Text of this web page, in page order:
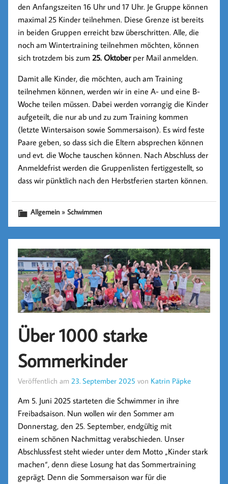
den Anfangszeiten 16 Uhr und 17 Uhr. Je Gruppe können
maximal 25 Kinder teilnehmen. Diese Grenze ist bereits
in beiden Gruppen erreicht bzw überschritten. Alle, die
noch am Wintertraining teilnehmen möchten, können
sich trotzdem bis zum25. Oktoberper Mail anmelden.
Damit alle Kinder, die möchten, auch am Training
teilnehmen können, werden wir in eine A- und eine B-
Woche teilen müssen. Dabei werden vorrangig die Kinder
aufgeteilt, die nur ab und zu zum Training kommen
(letzte Wintersaison sowie Sommersaison). Es wird feste
Paare geben, so dass sich die Eltern absprechen können
und evt. die Woche tauschen können. Nach Abschluss der
Anmeldefrist werden die Gruppenlisten fertiggestellt, so
dass wir pünktlich nach den Herbstferien starten können.
Allgemein »Schwimmen
Über 1000 starke
Sommerkinder
Veröffentlich am23. September 2025 von Katrin Päpke
Am 5. Juni 2025 starteten die Schwimmer in ihre
Freibadsaison. Nun wollen wir den Sommer am
Donnerstag, den 25. September, endgültig mit
einem schönen Nachmittag verabschieden. Unser
Abschlussfest steht wieder unter dem Motto „Kinder stark
machen“, denn diese Losung hat das Sommertraining
geprägt. Denn die Sommersaison war für die